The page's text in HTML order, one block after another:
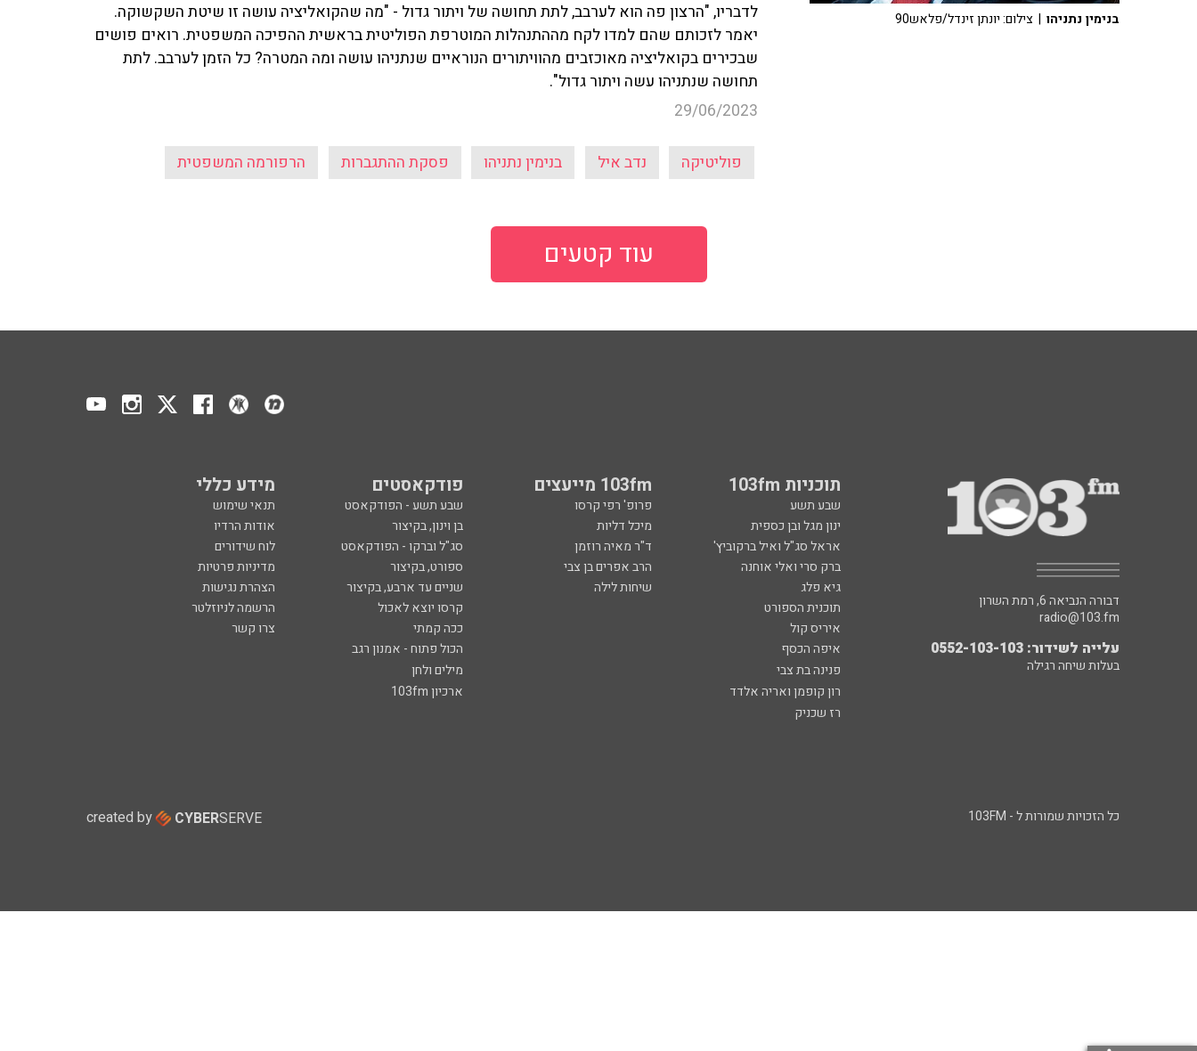
לדבריו, "הרצון פה הוא לערבב, לתת תחושה של ויתור גדול - "מה שהקואליציה עושה זו שיטת השקשוקה.
יאמר לזכותם שהם למדו לקח מההתנהלות המוטרפת הפוליטית בראשית ההפיכה המשפטית. רואים פושים
שבכירים בקואליציה מאוכזבים מהוויתורים הנוראיים שנתניהו עושה ומה המטרה? כל הזמן לערבב. לתת
תחושה שנתניהו עשה ויתור גדול".
29/06/2023
פוליטיקה נדב איל בנימין נתניהו פסקת ההתגברות הרפורמה המשפטית
בנימין נתניהו | צילום: יונתן זינדל/פלאש90
עוד קטעים
תוכניות 103fm 103fm מייעצים פודקאסטים מידע כללי
שבע תשע פרופ' רפי קרסו שבע תשע - הפודקאסט
תנאי שימוש
ינון מגל ובן כספית
מיכל דליות בן וינון, בקיצור
אודות הרדיו
אראל סג"ל ואיל ברקוביץ'
ד"ר מאיה רוזמן סג"ל וברקו - הפודקאסט
לוח שידורים
ברק סרי ואלי אוחנה
הרב אפרים בן צבי ספורט, בקיצור
מדיניות פרטיות
גיא פלג
שיחות לילה שניים עד ארבע, בקיצור
הצהרת נגישות
תוכנית הספורט
קרסו יוצא לאכול
הרשמה לניוזלטר
איריס קול
ככה קמתי
צרו קשר
איפה הכסף
הכול פתוח - אמנון רגב
פנינה בת צבי
מילים ולחן
רון קופמן ואריה אלדד
ארכיון 103fm
רז שכניק
דבורה הנביאה 6, רמת השרון
radio@103.fm
עלייה לשידור: 0552-103-103
בעלות שיחה רגילה
כל הזכויות שמורות ל - 103FM created by CYBERSERVE